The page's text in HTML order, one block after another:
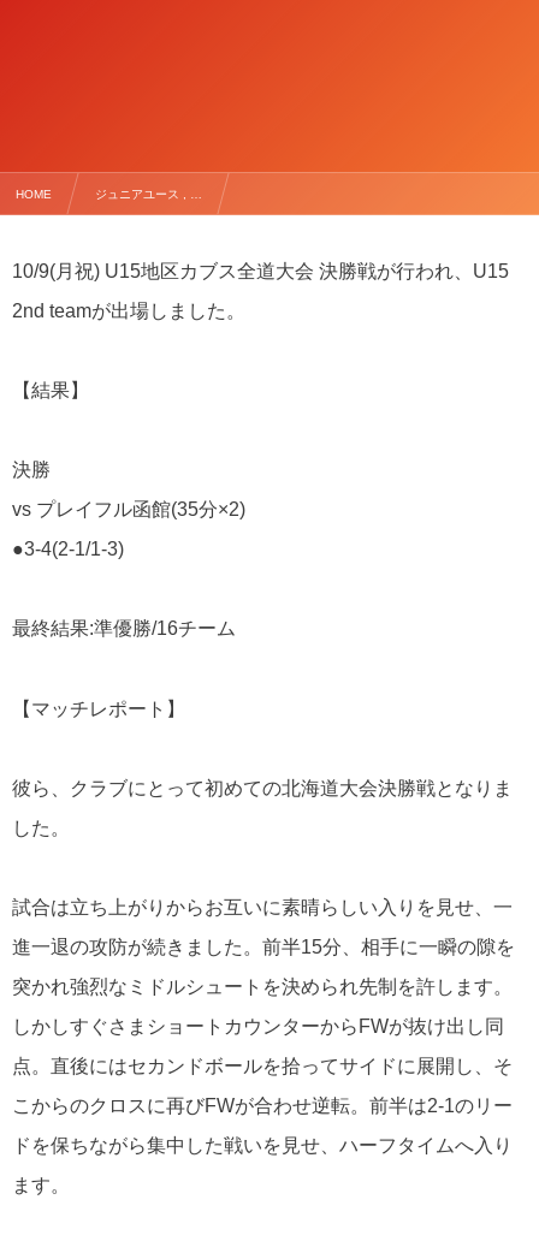
HOME ジュニアユース , …
10/9(月祝) U15地区カブス全道大会 決勝戦が行われ、 U15
2nd teamが出場しました。
【結果】
決勝
vs プレイフル函館(35分×2)
●3-4(2-1/1-3)
最終結果:準優勝/16チーム
【マッチレポート】
彼ら、クラブにとって初めての北海道大会決勝戦となりま
した。
試合は立ち上がりからお互いに素晴らしい入りを見せ、一
進一退の攻防が続きました。前半15分、相手に一瞬の隙を
突かれ強烈なミドルシュートを決められ先制を許します。
しかしすぐさまショートカウンターから FWが抜け出し同
点。 直後にはセカンドボールを拾ってサイドに展開し、そ
こからのクロスに再びFWが合わせ逆転。前半は2-1のリー
ドを保ちながら集中した戦いを見せ、ハーフタイムへ入り
ます。